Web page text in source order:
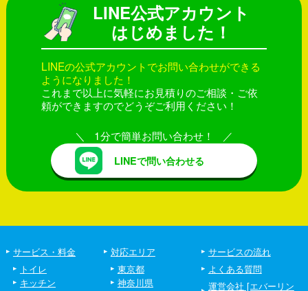
LINE公式アカウント
はじめました！
LINEの公式アカウントでお問い合わせができる
ようになりました！
これまで以上に気軽にお見積りのご相談・ご依
頼ができますのでどうぞご利用ください！
1分で簡単お問い合わせ！
LINEで問い合わせる
サービス・料金
トイレ
キッチン
対応エリア
東京都
神奈川県
サービスの流れ
よくある質問
運営会社 [エバーリン